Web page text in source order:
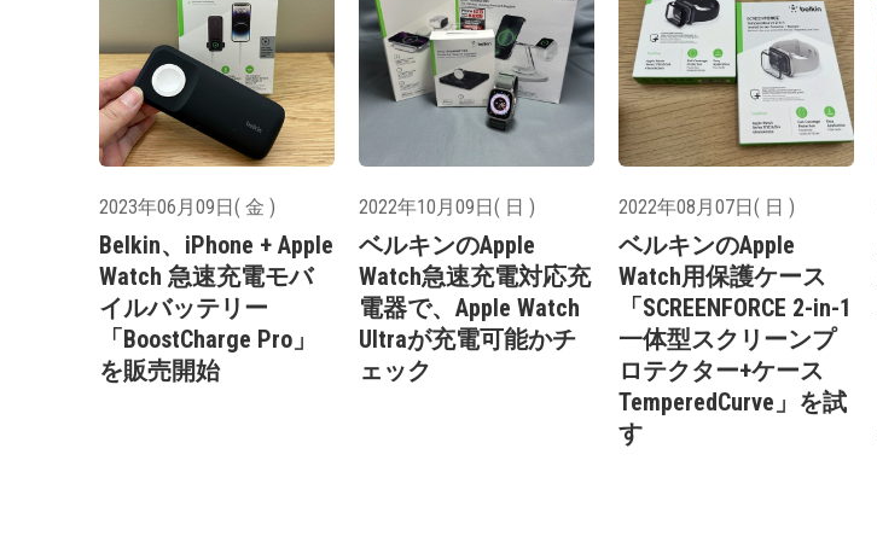
2023年06月09日( 金 )
Belkin、iPhone + Apple
Watch 急速充電モバ
イルバッテリー
「BoostCharge Pro」
を販売開始
2022年10月09日( 日 )
ベルキンのApple
Watch急速充電対応充
電器で、Apple Watch
Ultraが充電可能かチ
ェック
2022年08月07日( 日 )
ベルキンのApple
Watch用保護ケース
「SCREENFORCE 2-in-1
一体型スクリーンプ
ロテクター+ケース
TemperedCurve」を試
す